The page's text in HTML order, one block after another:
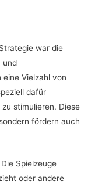
war die
und
Vielzahl von
dafür
stimulieren. Diese
fördern auch
Die Spielzeuge
oder andere